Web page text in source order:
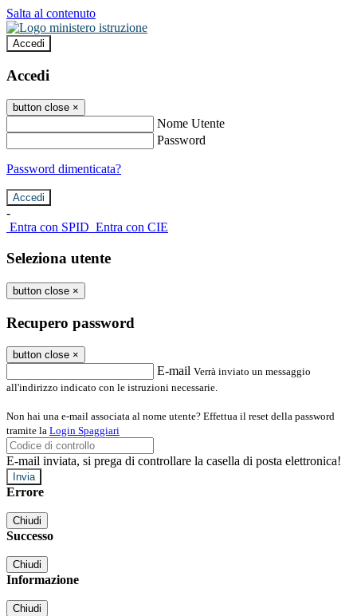
Salta al contenuto
Accedi
Accedi
button close ×
Nome Utente
Password
Password dimenticata?
-
Entra con SPID Entra con CIE
Seleziona utente
button close ×
Recupero password
button close ×
E-mail Verrà inviato un messaggio
all'indirizzo indicato con le istruzioni necessarie.
Non hai una e-mail associata al nome utente? Effettua il reset della password
tramite la Login Spaggiari
E-mail inviata, si prega di controllare la casella di posta elettronica!
Errore
Chiudi
Successo
Chiudi
Informazione
Chiudi